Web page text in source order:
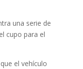
una serie de
cupo para el
el vehículo